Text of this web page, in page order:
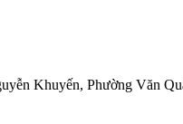
Khuyến, Phường Văn